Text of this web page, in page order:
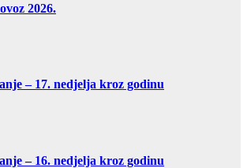
2026.
– 17. nedjelja kroz godinu
– 16. nedjelja kroz godinu